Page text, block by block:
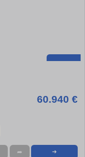
60.940 €
➦ ➜